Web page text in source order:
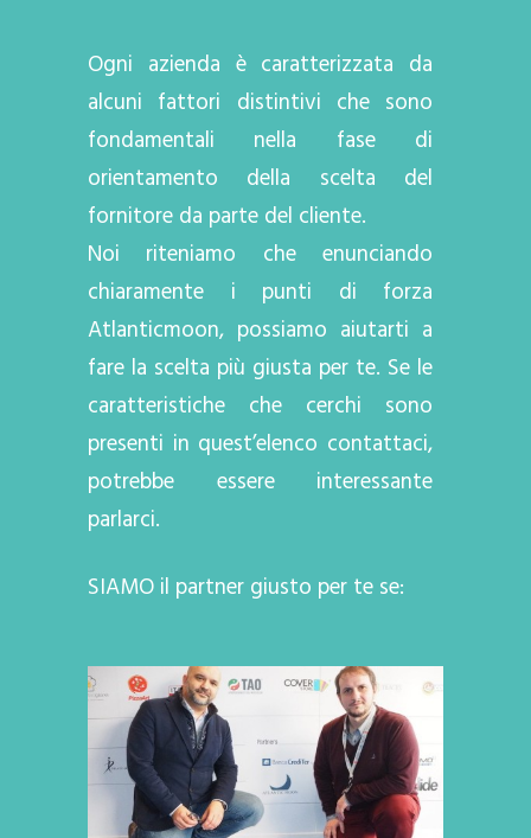
Ogni azienda è caratterizzata da
alcuni fattori distintivi che sono
fondamentali nella fase di
orientamento della scelta del
fornitore da parte del cliente.
Noi riteniamo che enunciando
chiaramente i punti di forza
Atlanticmoon, possiamo aiutarti a
fare la scelta più giusta per te. Se le
caratteristiche che cerchi sono
presenti in quest’elenco contattaci,
potrebbe essere interessante
parlarci.
SIAMO il partner giusto per te se: